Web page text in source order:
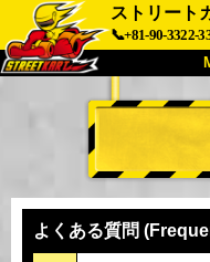
ストリート
📞+81-90-3322-
概要
会社
よくある質問